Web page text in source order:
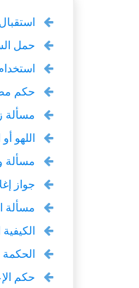
حمل
حكم
مسألة
اللهو
مسألة
جواز
مسألة
حكم